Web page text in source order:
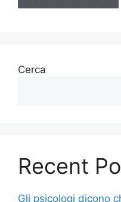
Cerca
Recent
Gli psicologi dicono